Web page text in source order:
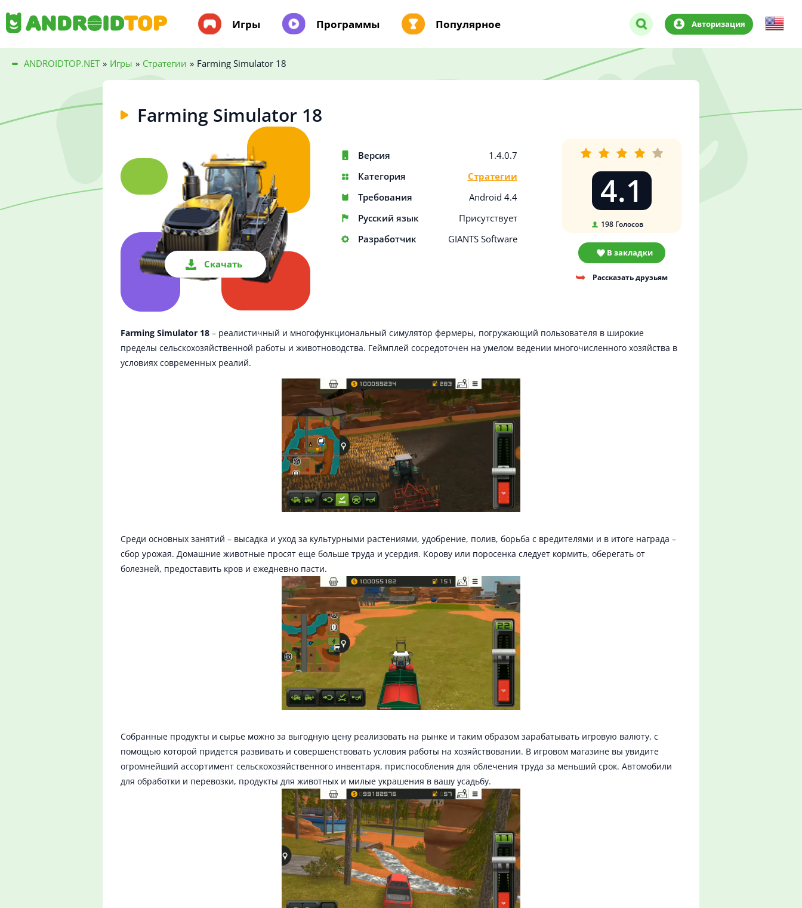
Игры Программы Популярное Авторизация
ANDROIDTOP.NET » Игры » Стратегии » Farming Simulator 18
Farming Simulator 18
Скачать
Версия
1.4.0.7
Категория
Стратегии
Требования
Android 4.4
Русский язык
Присутствует
Разработчик
GIANTS Software
4.1
198Голосов
В закладки
Рассказать друзьям
Farming Simulator 18 – реалистичный и многофункциональный симулятор фермеры, погружающий пользователя в широкие
пределы сельскохозяйственной работы и животноводства. Геймплей сосредоточен на умелом ведении многочисленного хозяйства в
условиях современных реалий.
Среди основных занятий – высадка и уход за культурными растениями, удобрение, полив, борьба с вредителями и в итоге награда –
сбор урожая. Домашние животные просят еще больше труда и усердия. Корову или поросенка следует кормить, оберегать от
болезней, предоставить кров и ежедневно пасти.
Собранные продукты и сырье можно за выгодную цену реализовать на рынке и таким образом зарабатывать игровую валюту, с
помощью которой придется развивать и совершенствовать условия работы на хозяйствовании. В игровом магазине вы увидите
огромнейший ассортимент сельскохозяйственного инвентаря, приспособления для облечения труда за меньший срок. Автомобили
для обработки и перевозки, продукты для животных и милые украшения в вашу усадьбу.